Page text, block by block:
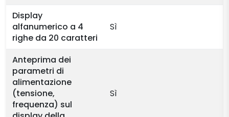
Display
alfanumerico a 4
righe da 20 caratteri
Sì
Anteprima dei
parametri di
alimentazione
(tensione,
frequenza) sul
Sì